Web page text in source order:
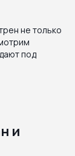
не только
под
и